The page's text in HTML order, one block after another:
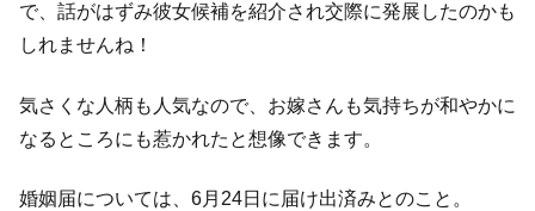
で、話がはずみ彼女候補を紹介され交際に発展したのかも
しれませんね！
気さくな人柄も人気なので、お嫁さんも気持ちが和やかに
なるところにも惹かれたと想像できます。
婚姻届については、6月24日に届け出済みとのこと。